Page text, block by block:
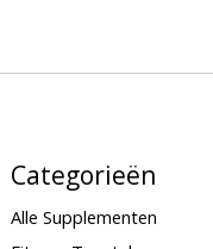
Categorieën
Alle Supplementen